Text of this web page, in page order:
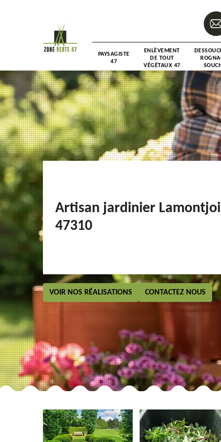
PAYSAGISTE
47
ENLÈVEMENT
DE TOUT
VÉGÉTAUX 47
Artisan jardinier
47310
VOIR NOS RÉALISATIONS CONTACTEZ NOUS